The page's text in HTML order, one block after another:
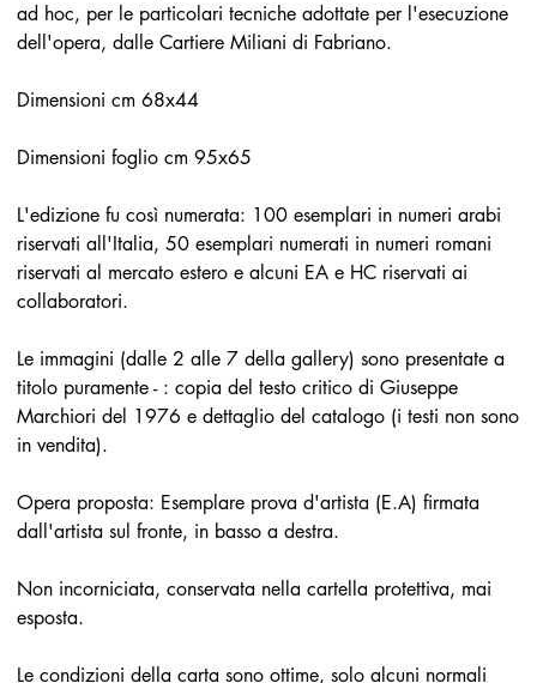
ad hoc, per le particolari tecniche adottate per l'esecuzione
dell'opera, dalle Cartiere Miliani di Fabriano.
Dimensioni cm 68x44
Dimensioni foglio cm 95x65
L'edizione fu così numerata: 100 esemplari in numeri arabi
riservati all'Italia, 50 esemplari numerati in numeri romani
riservati al mercato estero e alcuni EA e HC riservati ai
collaboratori.
Le immagini (dalle 2 alle 7 della gallery) sono presentate a
titolo puramente - : copia del testo critico di Giuseppe
Marchiori del 1976 e dettaglio del catalogo (i testi non sono
in vendita).
Opera proposta: Esemplare prova d'artista (E.A) firmata
dall'artista sul fronte, in basso a destra.
Non incorniciata, conservata nella cartella protettiva, mai
esposta.
Le condizioni della carta sono ottime, solo alcuni normali